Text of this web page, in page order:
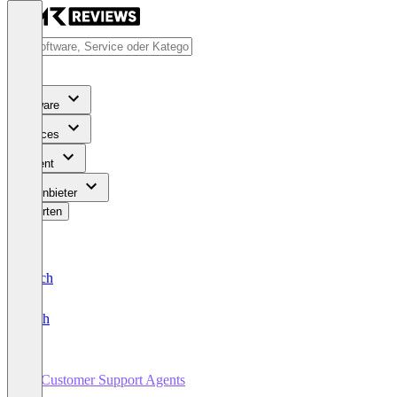
Software
Services
Content
Für Anbieter
Bewerten
Deutsch
English
AI Customer Support Agents